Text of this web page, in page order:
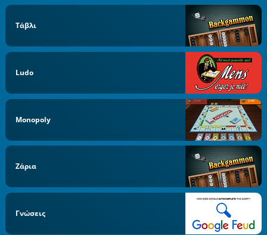
Τάβλι
Ludo
Monopoly
Ζάρια
Γνώσεις